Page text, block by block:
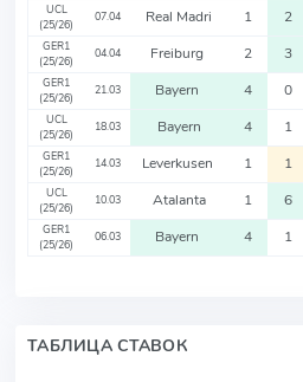
UCL
(25/26)
07.04 Real Madri 1 2
GER1
(25/26)
04.04 Freiburg 2 3
GER1
(25/26)
21.03 Bayern 4 0
UCL
(25/26)
18.03 Bayern 4 1
GER1
(25/26)
14.03 Leverkusen 1 1
UCL
(25/26)
10.03 Atalanta 1 6
GER1
(25/26)
06.03 Bayern 4 1
ТАБЛИЦА СТАВОК